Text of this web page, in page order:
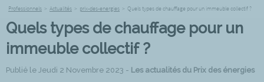
Professionnels > Actualités > prix-des-energies > Quels types de chauffage pour un immeuble collectif ?
Quels types de chauffage pour un
immeuble collectif ?
Publié le Jeudi 2 Novembre 2023 - Les actualités du Prix des énergies